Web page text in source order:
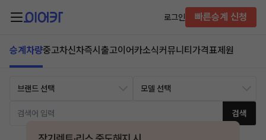
로그인 빠른승계 신청
승계차량중고차신차즉시출고이어카소식커뮤니티 가격표제원
검색